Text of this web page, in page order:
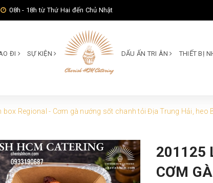
08h - 18h từ Thứ Hai đến Chủ Nhật
ĐI SỰ KIỆN DẤU ẤN TRI ÂN THIẾT BỊ
box Regional - Cơm gà nướng sốt chanh tỏi Địa Trung Hải,
201125
CƠM